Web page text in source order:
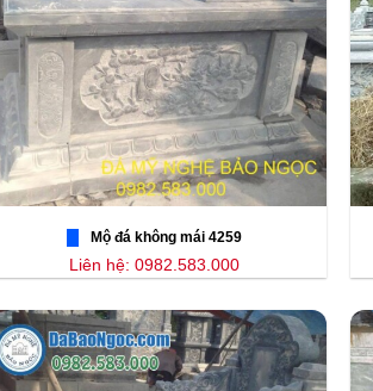
Mộ đá không mái 4259
Liên hệ: 0982.583.000